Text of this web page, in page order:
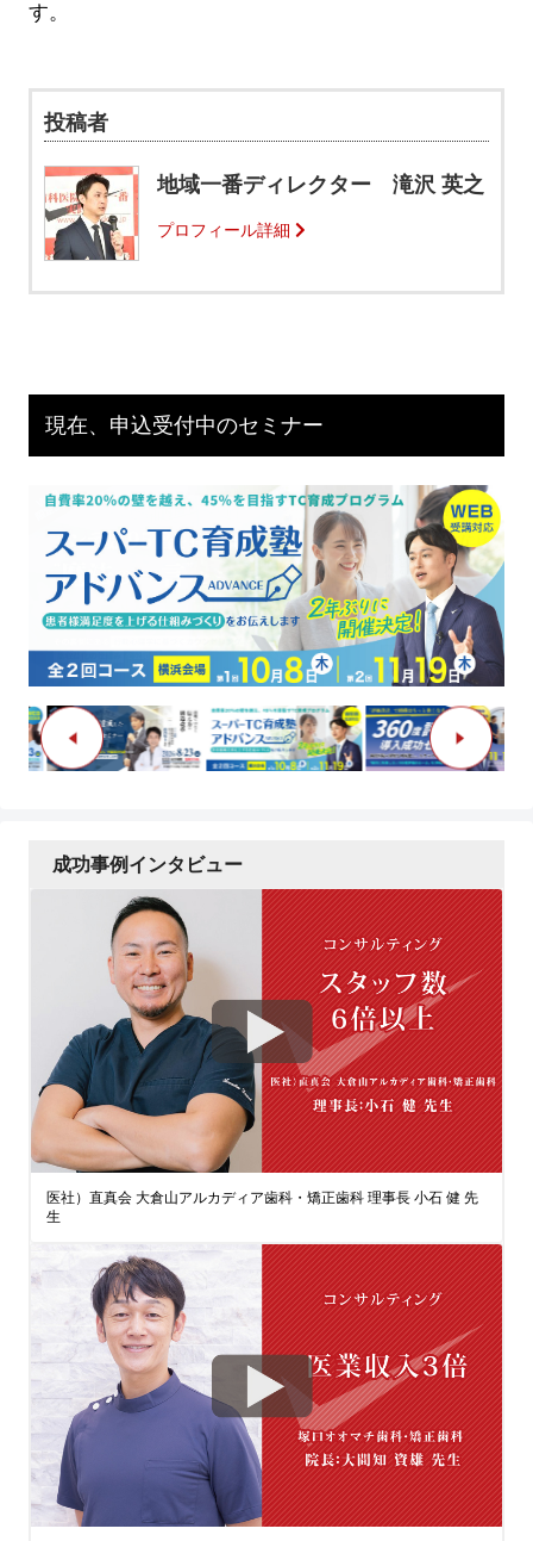
す。
投稿者
地域一番ディレクター 滝沢 英之
プロフィール詳細
現在、申込受付中のセミナー
成功事例インタビュー
医社）直真会 大倉山アルカディア歯科・矯正歯科 理事長 小石 健 先
生